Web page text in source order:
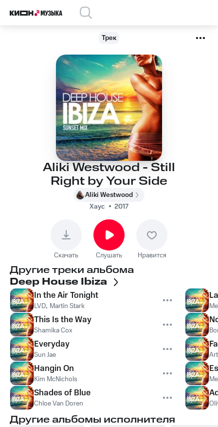
Трек
Aliki Westwood - Still
Right by Your Side
Aliki Westwood
Хаус
2017
Скачать Слушать Нравится
Другие треки альбома
Deep House Ibiza
In the Air Tonight
LVD, Martin Stark
This Is the Way
Shamika Cox
Everyday
Sun Jae
Hangin On
Kim McNichols
Shades of Blue
Chloe Van Doren
Другие альбомы исполнителя